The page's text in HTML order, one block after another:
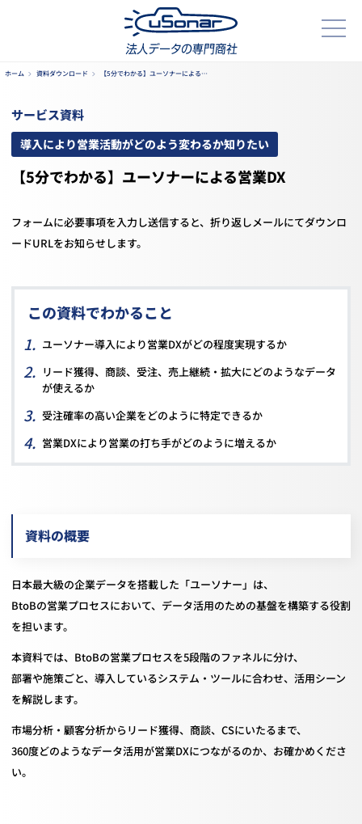
ホーム 資料ダウンロード 【5分でわかる】ユーソナーによる…
サービス資料
導入により営業活動がどのよう変わるか知りたい
【5分でわかる】ユーソナーによる営業DX
フォームに必要事項を入力し送信すると、折り返しメールにてダウンロ
ードURLをお知らせします。
この資料でわかること
ユーソナー導入により営業DXがどの程度実現するか
リード獲得、商談、受注、売上継続・拡大にどのようなデータ
が使えるか
受注確率の高い企業をどのように特定できるか
営業DXにより営業の打ち手がどのように増えるか
資料の概要
日本最大級の企業データを搭載した「ユーソナー」は、
BtoBの営業プロセスにおいて、データ活用のための基盤を構築する役割
を担います。
本資料では、BtoBの営業プロセスを5段階のファネルに分け、
部署や施策ごと、導入しているシステム・ツールに合わせ、活用シーン
を解説します。
市場分析・顧客分析からリード獲得、商談、CSにいたるまで、
360度どのようなデータ活用が営業DXにつながるのか、お確かめくださ
い。